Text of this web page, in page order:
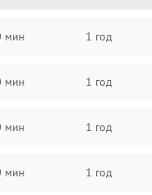
мин 1 год
мин 1 год
мин 1 год
мин 1 год